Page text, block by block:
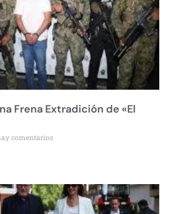
Frena Extradición de «El
comentarios